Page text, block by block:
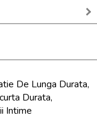
De Lunga Durata,
Durata,
Intime